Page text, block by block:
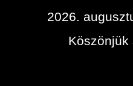
2026.
Köszönjük